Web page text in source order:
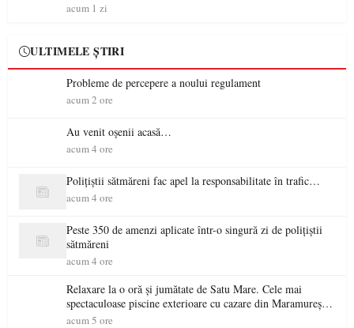
acum 1 zi
ULTIMELE ȘTIRI
Probleme de percepere a noului regulament
acum 2 ore
Au venit oșenii acasă…
acum 4 ore
Polițiștii sătmăreni fac apel la responsabilitate în trafic…
acum 4 ore
Peste 350 de amenzi aplicate într-o singură zi de polițiștii
sătmăreni
acum 4 ore
Relaxare la o oră și jumătate de Satu Mare. Cele mai
spectaculoase piscine exterioare cu cazare din Maramureș,
ideale pentru o escapadă de vară
acum 5 ore